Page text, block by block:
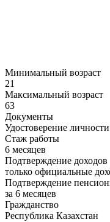
Минимальный возраст
21
Максимальный возраст
63
Документы
Удостоверение личности
Стаж работы
6 месяцев
Подтверждение доходов
только официальные
Подтверждение
за 6 месяцев
Гражданство
Республика Казахстан